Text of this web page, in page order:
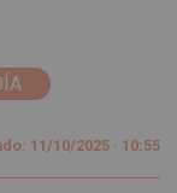
11/10/2025 · 10:55